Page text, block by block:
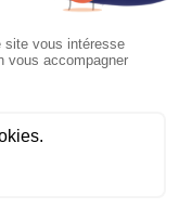
Argentine et
2026